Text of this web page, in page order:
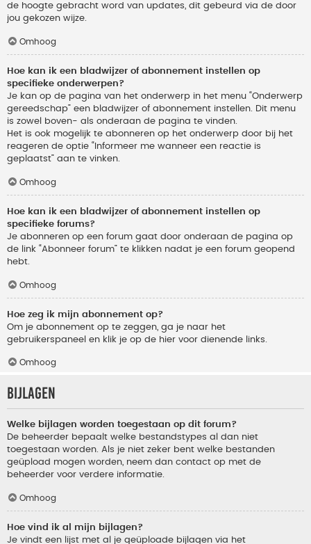
de hoogte gebracht word van updates, dit gebeurd via de door
jou gekozen wijze.
Omhoog
Hoe kan ik een bladwijzer of abonnement instellen op
specifieke onderwerpen?
Je kan op de pagina van het onderwerp in het menu “Onderwerp
gereedschap” een bladwijzer of abonnement instellen. Dit menu
is zowel boven- als onderaan de pagina te vinden.
Het is ook mogelijk te abonneren op het onderwerp door bij het
reageren de optie “Informeer me wanneer een reactie is
geplaatst” aan te vinken.
Omhoog
Hoe kan ik een bladwijzer of abonnement instellen op
specifieke forums?
Je abonneren op een forum gaat door onderaan de pagina op
de link “Abonneer forum” te klikken nadat je een forum geopend
hebt.
Omhoog
Hoe zeg ik mijn abonnement op?
Om je abonnement op te zeggen, ga je naar het
gebruikerspaneel en klik je op de hier voor dienende links.
Omhoog
Bijlagen
Welke bijlagen worden toegestaan op dit forum?
De beheerder bepaalt welke bestandstypes al dan niet
toegestaan worden. Als je niet zeker bent welke bestanden
geüpload mogen worden, neem dan contact op met de
beheerder voor verdere informatie.
Omhoog
Hoe vind ik al mijn bijlagen?
Je vindt een lijst met al je geüploade bijlagen via het